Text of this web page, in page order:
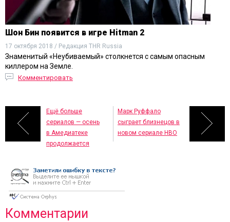
Шон Бин появится в игре Hitman 2
17 октября 2018 / Редакция THR Russia
Знаменитый «Неубиваемый» столкнется с самым опасным
киллером на Земле.
Комментировать
Ещё больше
сериалов — осень
в Амедиатеке
продолжается
Марк Руффало
сыграет близнецов в
новом сериале HBO
Комментарии